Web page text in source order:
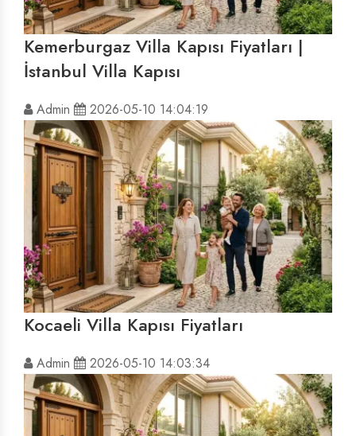
Kemerburgaz Villa Kapısı Fiyatları |
İstanbul Villa Kapısı
Admin 2026-05-10 14:04:19
Kocaeli Villa Kapısı Fiyatları
Admin 2026-05-10 14:03:34